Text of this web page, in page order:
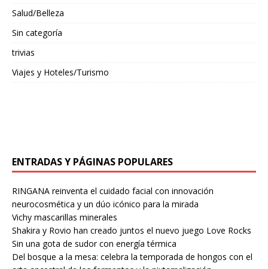
Salud/Belleza
Sin categoría
trivias
Viajes y Hoteles/Turismo
ENTRADAS Y PÁGINAS POPULARES
RINGANA reinventa el cuidado facial con innovación
neurocosmética y un dúo icónico para la mirada
Vichy mascarillas minerales
Shakira y Rovio han creado juntos el nuevo juego Love Rocks
Sin una gota de sudor con energía térmica
Del bosque a la mesa: celebra la temporada de hongos con el